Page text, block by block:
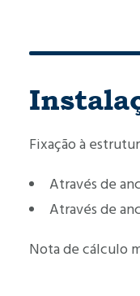
Fixação à
Através de
Através de
Nota de cálculo